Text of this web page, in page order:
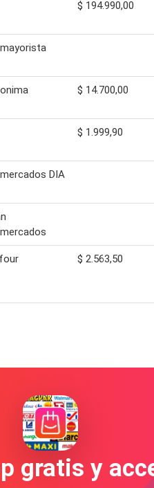
$ 194.990,00
$ 14.700,00
$ 1.999,90
DIA
$ 2.563,50
gratis y